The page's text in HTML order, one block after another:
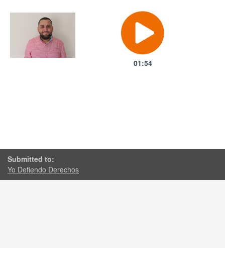
01:54
Submitted to:
Yo Defiendo Derechos